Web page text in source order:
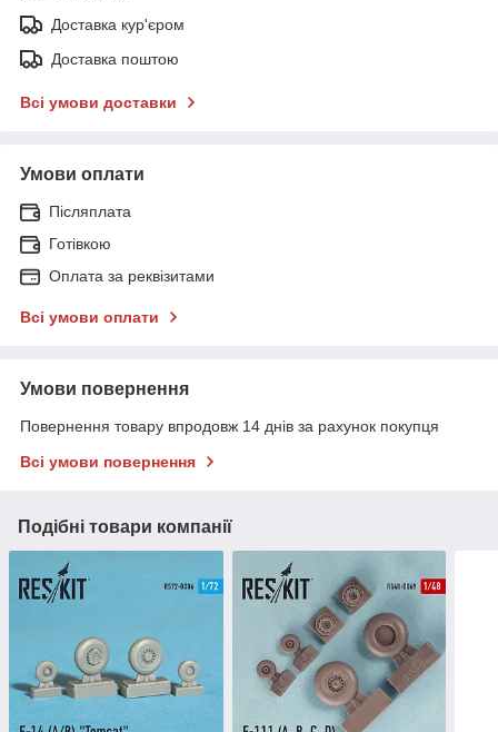
Доставка кур'єром
Доставка поштою
Всі умови доставки
Умови оплати
Післяплата
Готівкою
Оплата за реквізитами
Всі умови оплати
Умови повернення
Повернення товару впродовж 14 днів за рахунок покупця
Всі умови повернення
Подібні товари компанії